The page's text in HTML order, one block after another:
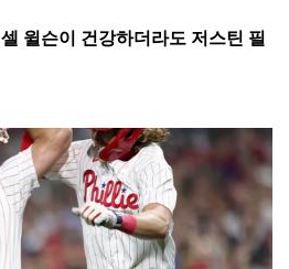
윌슨이 건강하더라도 저스틴 필